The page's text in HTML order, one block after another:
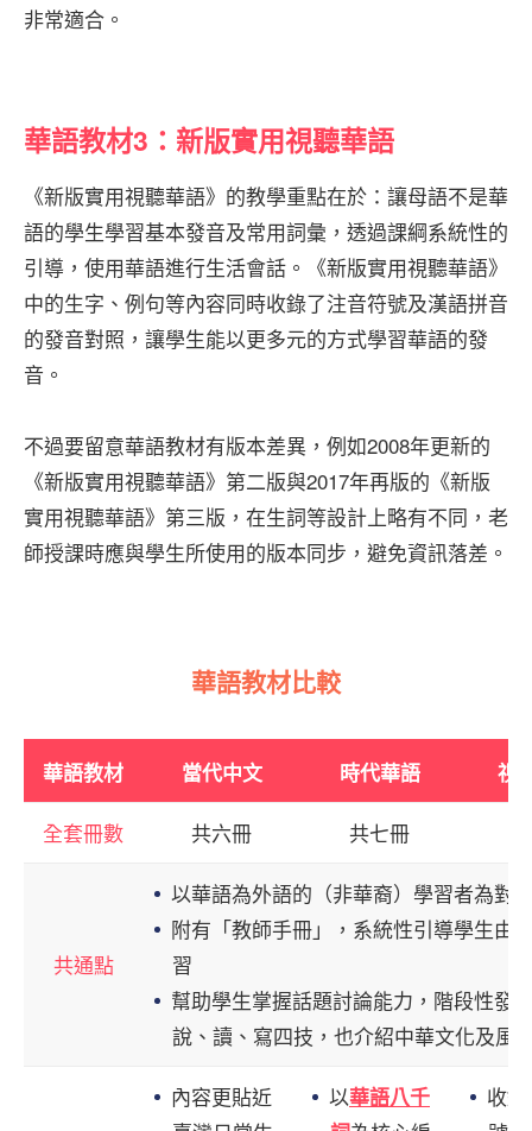
非常適合。
華語教材3：新版實用視聽華語
《新版實用視聽華語》的教學重點在於：讓母語不是華
語的學生學習基本發音及常用詞彙，透過課綱系統性的
引導，使用華語進行生活會話。《新版實用視聽華語》
中的生字、例句等內容同時收錄了注音符號及漢語拼音
的發音對照，讓學生能以更多元的方式學習華語的發
音。
不過要留意華語教材有版本差異，例如2008年更新的
《新版實用視聽華語》第二版與2017年再版的《新版
實用視聽華語》第三版，在生詞等設計上略有不同，老
師授課時應與學生所使用的版本同步，避免資訊落差。
華語教材比較
華語教材 當代中文 時代華語 視
全套冊數 共六冊 共七冊
共通點
以華語為外語的（非華裔）學習者為對
附有「教師手冊」，系統性引導學生由
習
幫助學生掌握話題討論能力，階段性發
說、讀、寫四技，也介紹中華文化及風
內容更貼近
以華語八千
收